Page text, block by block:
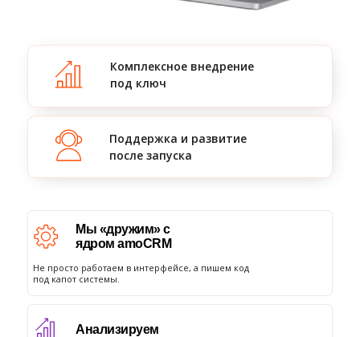
Поддержка и развитие
после запуска
Комплексное внедрение
под ключ
Не просто работаем в интерфейсе, а пишем код
под капот системы.
Мы «дружим» с
ядром amoCRM
Анализируем